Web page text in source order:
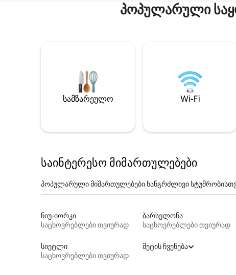
პოპულარული
სამზარეულო Wi-Fi
საინტერესო მიმართულებები
პოპულარული მიმართულებები ხანგრძლივი
ნიუ-იორკი
საცხოვრებლები თვიურად
ბარსელონა
საცხოვრებლები თვიურად
სიეტლი
საცხოვრებლები თვიურად
მეტის ჩვენება